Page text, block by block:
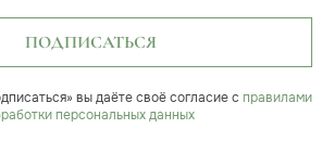
ПОДПИСАТЬСЯ
вы даёте своё согласие с правилами
персональных данных